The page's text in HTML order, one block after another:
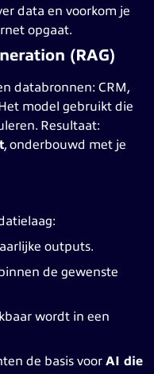
data en voorkom je
opgaat.
(RAG)
databronnen: CRM,
model gebruikt die
Resultaat:
, onderbouwd met je
outputs.
de gewenste
wordt in een
de basis voor AI die